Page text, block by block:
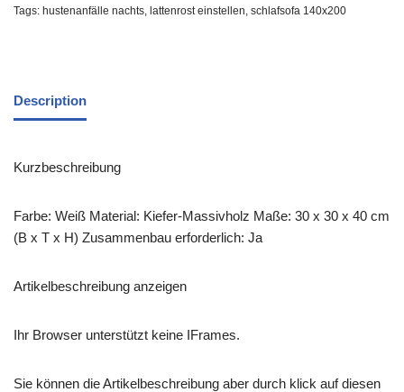
Tags: hustenanfälle nachts, lattenrost einstellen, schlafsofa 140x200
Description
Kurzbeschreibung
Farbe: Weiß Material: Kiefer-Massivholz Maße: 30 x 30 x 40 cm
(B x T x H) Zusammenbau erforderlich: Ja
Artikelbeschreibung anzeigen
Ihr Browser unterstützt keine IFrames.
Sie können die Artikelbeschreibung aber durch klick auf diesen